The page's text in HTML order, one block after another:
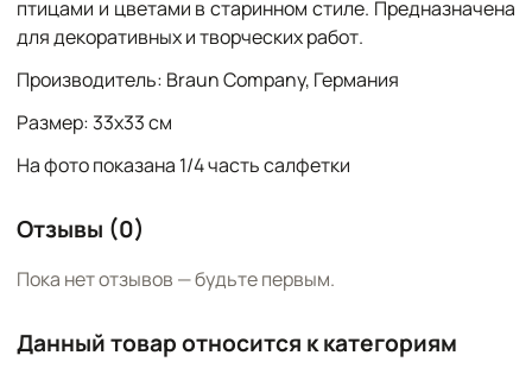
птицами и цветами в старинном стиле. Предназначена
для декоративных и творческих работ.
Производитель: Braun Company, Германия
Размер: 33х33 см
На фото показана 1/4 часть салфетки
Отзывы (0)
Пока нет отзывов — будьте первым.
Данный товар относится к категориям